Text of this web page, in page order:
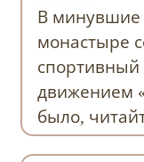
В
монастыре
спортивный
движением
было,